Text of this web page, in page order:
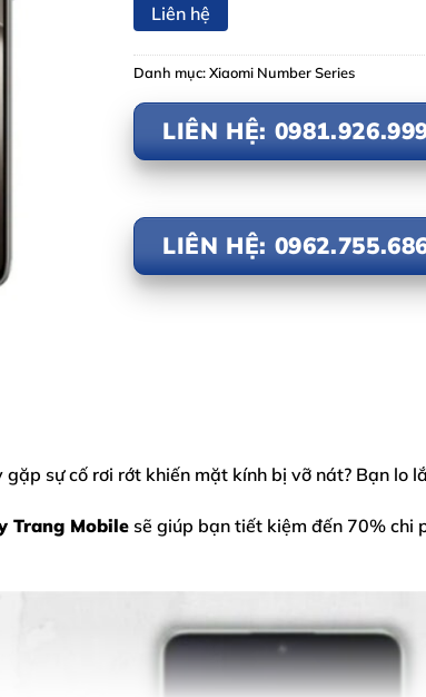
Liên hệ
Danh mục:Xiaomi Number Series
LIÊN HỆ:
LIÊN HỆ:
gặp sự cố rơi rớt khiến mặt kính bị vỡ nát? Bạn lo
Trang Mobile sẽ giúp bạn tiết kiệm đến 70% chi